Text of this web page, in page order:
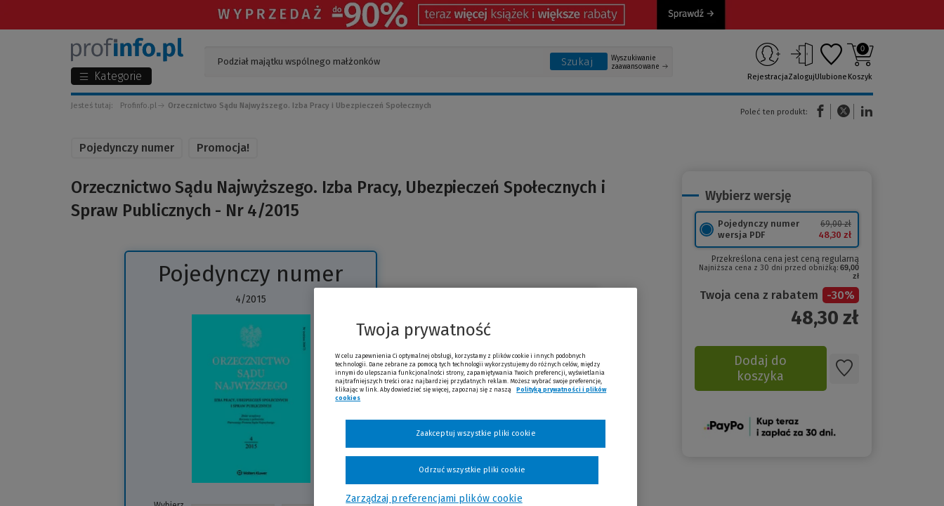
Kategorie
Szukaj
Wyszukiwanie
zaawansowane
RejestracjaZalogujUlubione
0
Koszyk
Jesteś tutaj: Profinfo.pl Orzecznictwo Sądu Najwyższego. Izba Pracy i Ubezpieczeń Społecznych
Poleć ten produkt:
(Nowe okno)(Link do innej strony)
Pojedynczy numer Promocja!
Orzecznictwo Sądu Najwyższego. Izba Pracy, Ubezpieczeń Społecznych i
Spraw Publicznych - Nr 4/2015
Pojedynczy numer
4/2015
strony)
Wybierz wersję
Pojedynczy numer
wersja PDF
69,00 zł
48,30 zł
Przekreślona cena jest ceną regularną
Najniższa cena z 30 dni przed obniżką: 69,00
zł
Twoja cena z rabatem -30%
48,30 zł
Dodaj do
koszyka
(Nowe
Twoja prywatność
W celu zapewnienia Ci optymalnej obsługi, korzystamy z plików cookie i innych podobnych
technologii. Dane zebrane za pomocą tych technologii wykorzystujemy do różnych celów, między
innymi do ulepszania funkcjonalności strony, zapamiętywania Twoich preferencji, wyświetlania
najtrafniejszych treści oraz najbardziej przydatnych reklam. Możesz wybrać swoje preferencje,
klikając w link. Aby dowiedzieć się więcej, zapoznaj się z naszą
Polityką prywatności i plików
cookies
Zarządzaj preferencjami plików cookie
Odrzuć wszystkie pliki cookie
Zaakceptuj wszystkie pliki cookie